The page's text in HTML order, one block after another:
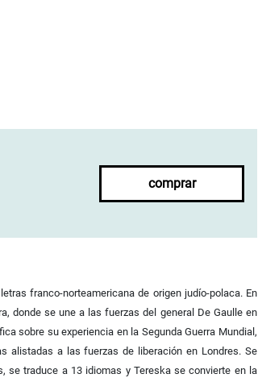
comprar
franco-norteamericana de origen judío-polaca. En
donde se une a las fuerzas del general De Gaulle en
sobre su experiencia en la Segunda Guerra Mundial,
alistadas a las fuerzas de liberación en Londres. Se
se traduce a 13 idiomas y Tereska se convierte en la